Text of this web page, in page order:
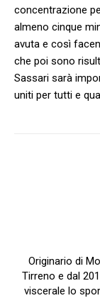
concentrazione
almeno cinque
avuta e così
che poi sono
Sassari sarà
uniti per tutti e
Originario di
Tirreno e dal
viscerale lo